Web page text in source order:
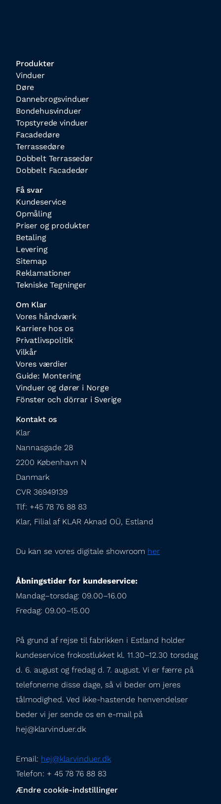
Produkter
Vinduer
Døre
Dannebrogsvinduer
Bondehusvinduer
Topstyrede vinduer
Facadedøre
Terrassedøre
Dobbelt Terrassedør
Dobbelt Facadedør
Få svar
Kundeservice
Opmåling
Priser og produkter
Betaling
Levering
Sitemap
Reklamationer
Tekniske Tegninger
Om Klar
Vores håndværk
Karriere hos os
Privatlivspolitik
Vilkår
Vores værdier
Guide: Montering
Vinduer og dører i Norge
Fönster och dörrar i Sverige
Kontakt os
Klar
Nannasgade 28
2200 København N
Danmark
CVR 36949139
Tlf: +45 78 76 88 83
Klar, Filial af KLAR Aknad OÜ, Estland
Du kan se vores digitale showroom her
Åbningstider for kundeservice:
Mandag–torsdag: 09.00–16.00
Fredag: 09.00–15.00
På grund af rejse til fabrikken i Estland holder
kundeservice frokostlukket kl. 11.30–12.30 torsdag
d. 6. august og fredag d. 7. august. Vi er færre på
telefonerne disse dage, så vi beder om jeres
tålmodighed. Ved ikke-hastende henvendelser
beder vi jer sende os en e-mail på
hej@klarvinduer.dk
Email: hej@klarvinduer.dk
Telefon: + 45 78 76 88 83
Ændre cookie-indstillinger